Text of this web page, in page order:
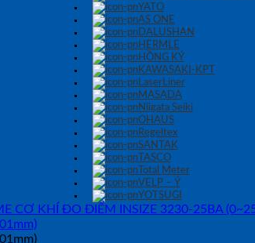
YATO
AS ONE
DALUSHAN
HERMLE
HỒNG KÝ
KAWASAKI-KPT
LaserLiner
MASADA
Niigata Seiki
OHAUS
Regeltex
SANTAK
TASCO
Total Meter
VELP – Ý
YOTSUGI